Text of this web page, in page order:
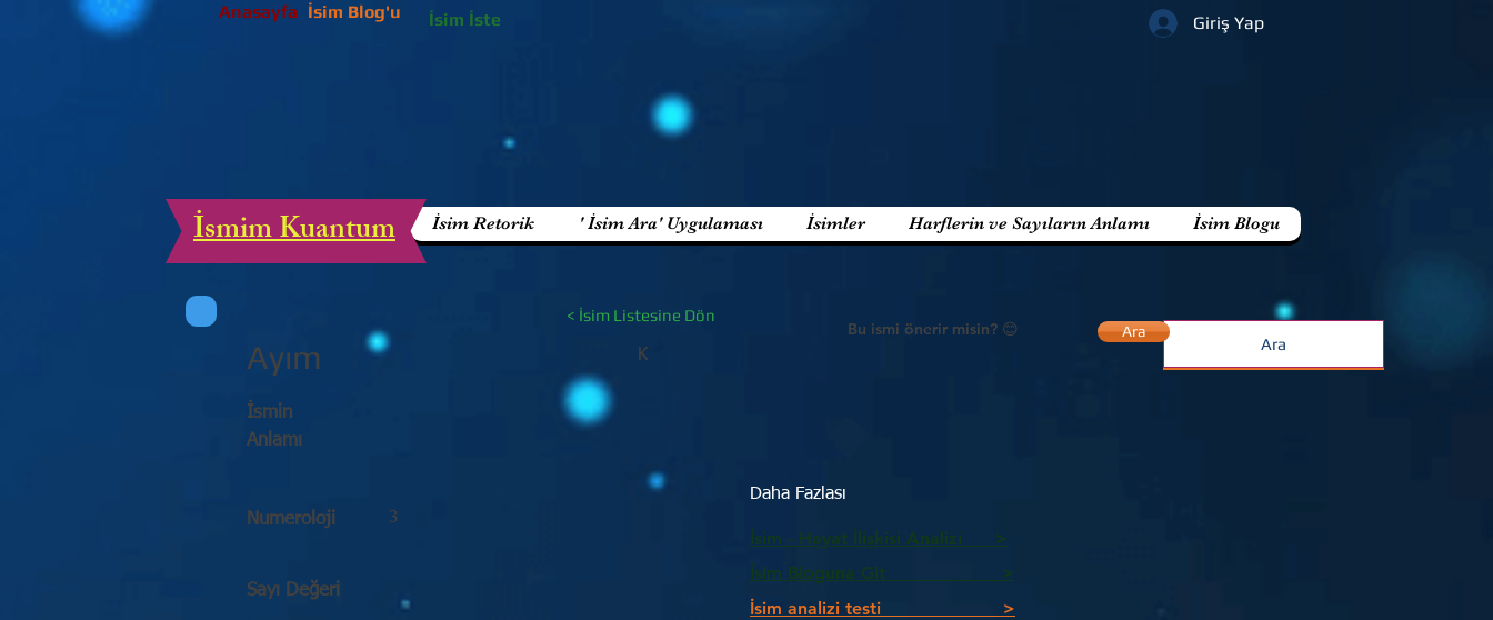
Anasayfa
Giriş Yap
İsim Blog'u İsim İste
İsim Retorik ' İsim Ara' Uygulaması İsimler Harflerin ve Sayıların Anlamı İsim Blogu
İsmim Kuantum
< İsim Listesine Dön
Ayım K
Bu ismi önerir misin? 😊
İsmin
Anlamı
Numeroloji 3
Sayı Değeri
Daha Fazlası
İsim - Hayat İlişkisi Analizi >
İsim Bloguna Git >
İsim analizi testi >
Ara